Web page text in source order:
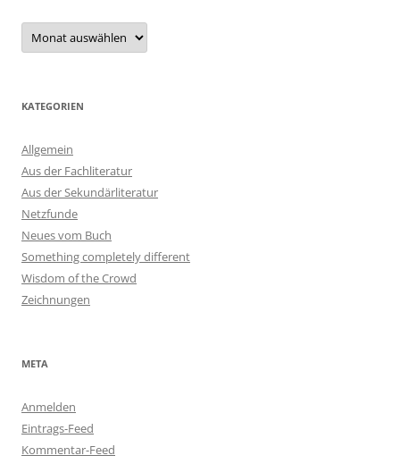
Archiv
KATEGORIEN
Allgemein
Aus der Fachliteratur
Aus der Sekundärliteratur
Netzfunde
Neues vom Buch
Something completely different
Wisdom of the Crowd
Zeichnungen
META
Anmelden
Eintrags-Feed
Kommentar-Feed